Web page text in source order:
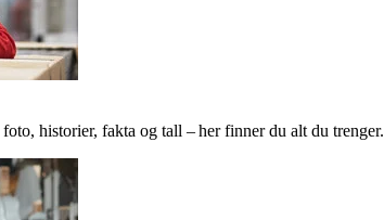
historier, fakta og tall – her finner du alt du trenger.